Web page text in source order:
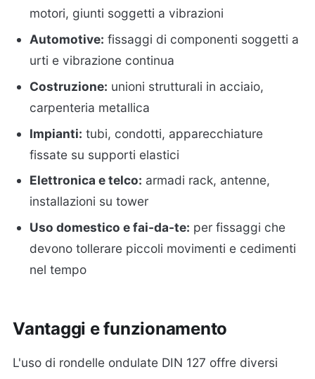
motori, giunti soggetti a vibrazioni
Automotive: fissaggi di componenti soggetti a
urti e vibrazione continua
Costruzione: unioni strutturali in acciaio,
carpenteria metallica
Impianti: tubi, condotti, apparecchiature
fissate su supporti elastici
Elettronica e telco: armadi rack, antenne,
installazioni su tower
Uso domestico e fai-da-te: per fissaggi che
devono tollerare piccoli movimenti e cedimenti
nel tempo
Vantaggi e funzionamento
L'uso di rondelle ondulate DIN 127 offre diversi